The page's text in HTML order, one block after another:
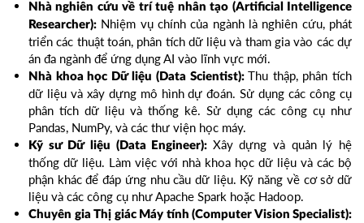
Nhà nghiên cứu về trí tuệ nhân tạo (Artificial Intelligence
Researcher): Nhiệm vụ chính của ngành là nghiên cứu, phát
triển các thuật toán, phân tích dữ liệu và tham gia vào các dự
án đa ngành để ứng dụng AI vào lĩnh vực mới.
Nhà khoa học Dữ liệu (Data Scientist): Thu thập, phân tích
dữ liệu và xây dựng mô hình dự đoán. Sử dụng các công cụ
phân tích dữ liệu và thống kê. Sử dụng các công cụ như
Pandas, NumPy, và các thư viện học máy.
Kỹ sư Dữ liệu (Data Engineer): Xây dựng và quản lý hệ
thống dữ liệu. Làm việc với nhà khoa học dữ liệu và các bộ
phận khác để đáp ứng nhu cầu dữ liệu. Kỹ năng về cơ sở dữ
liệu và các công cụ như Apache Spark hoặc Hadoop.
Chuyên gia Thị giác Máy tính (Computer Vision Specialist):